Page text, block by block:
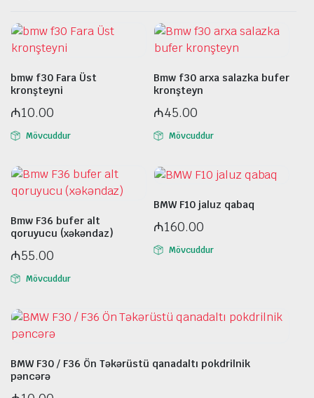
bmw f30 Fara Üst
kronşteyni
₼10.00
Mövcuddur
Bmw f30 arxa salazka bufer
kronşteyn
₼45.00
Mövcuddur
Bmw F36 bufer alt
qoruyucu (xəkəndaz)
₼55.00
Mövcuddur
BMW F10 jaluz qabaq
₼160.00
Mövcuddur
BMW F30 / F36 Ön Təkərüstü qanadaltı pokdrilnik
pəncərə